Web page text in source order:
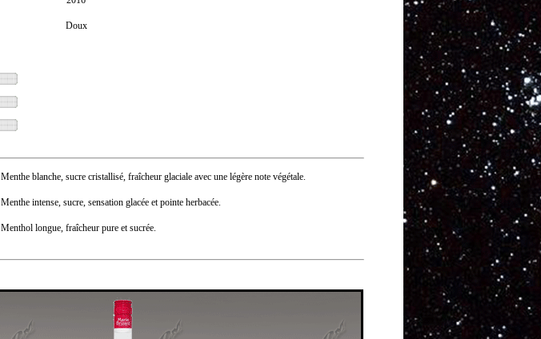
Doux
Menthe blanche, sucre cristallisé, fraîcheur glaciale avec une légère note végétale.
Menthe intense, sucre, sensation glacée et pointe herbacée.
Menthol longue, fraîcheur pure et sucrée.